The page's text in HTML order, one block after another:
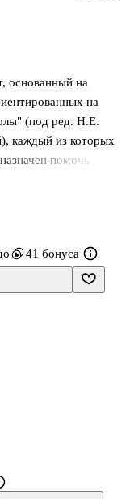
основанный на
на
(под ред. Н.Е.
каждый из которых
помочь
задачи на
малышей и
адаптации
(игры
мячом",
41 бонуса